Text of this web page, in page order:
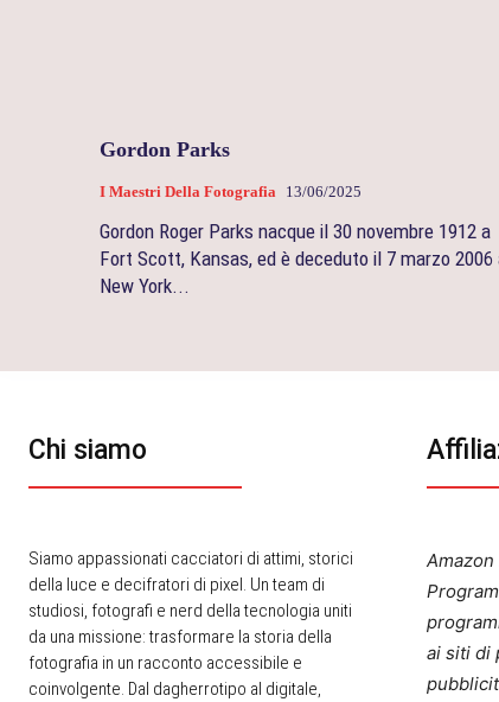
Gordon Parks
I Maestri Della Fotografia 13/06/2025
Gordon Roger Parks nacque il 30 novembre 1912 a
Fort Scott, Kansas, ed è deceduto il 7 marzo 2006
New York...
Chi siamo
Siamo appassionati cacciatori di attimi, storici
della luce e decifratori di pixel. Un team di
studiosi, fotografi e nerd della tecnologia uniti
da una missione: trasformare la storia della
fotografia in un racconto accessibile e
coinvolgente. Dal dagherrotipo al digitale,
ai siti di